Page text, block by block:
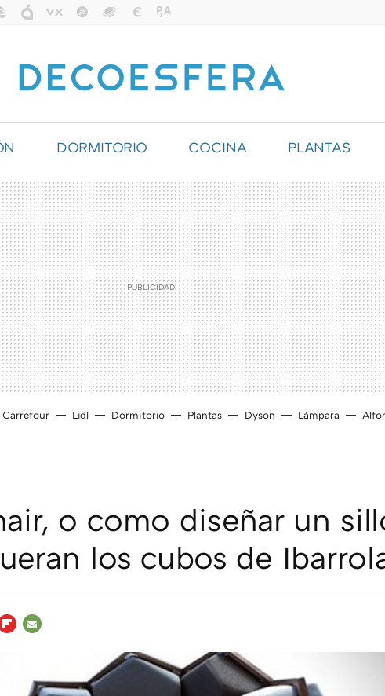
DORMITORIO COCINA PLANTAS
ILUMINACIÓN
Carrefour Lidl Dormitorio Plantas Dyson Lámpara
o como diseñar un
los cubos de